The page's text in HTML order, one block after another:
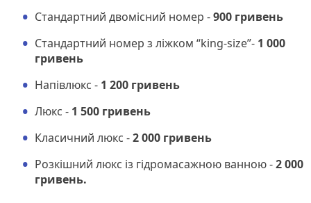
Стандартний двомісний номер -900 гривень
Стандартний номер з ліжком “king-size”- 1 000
гривень
Напівлюкс - 1 200 гривень
Люкс - 1 500 гривень
Класичний люкс -2 000 гривень
Розкішний люкс із гідромасажною ванною -2 000
гривень.